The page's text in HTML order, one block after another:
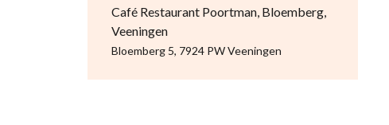
Café Restaurant Poortman, Bloemberg,
Veeningen
Bloemberg 5, 7924 PW Veeningen